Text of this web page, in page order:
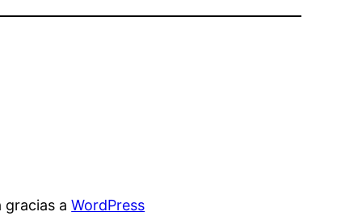
gracias aWordPress